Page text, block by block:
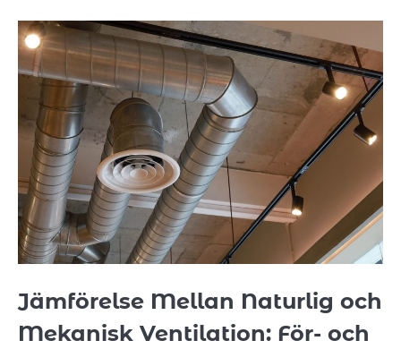
Jämförelse Mellan Naturlig och
Mekanisk Ventilation: För- och